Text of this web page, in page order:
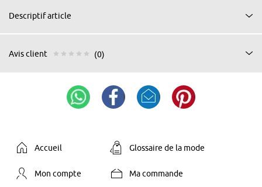
Descriptif article
Avis client (0)
Accueil Glossaire de la mode
Mon compte Ma commande